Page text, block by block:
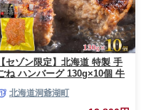
【セゾン限定】北海道 特製 手
ね ハンバーグ 130g×10個 牛
屋 手作り 小分け ジューシー
おかず 本格的 簡単 調理 グルメ
北海道洞爺湖町